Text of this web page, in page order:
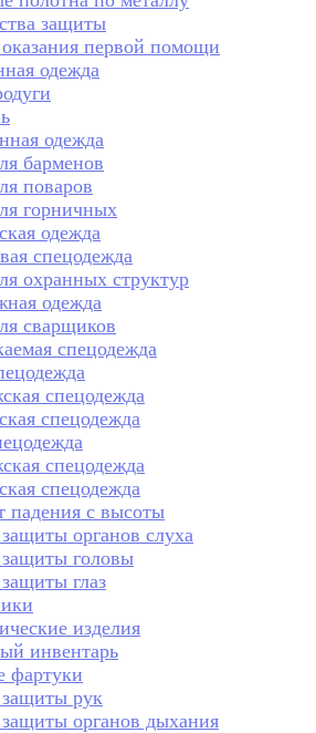
защиты
первой помощи
одежда
одежда
барменов
поваров
горничных
одежда
спецодежда
охранных структур
одежда
сварщиков
спецодежда
спецодежда
спецодежда
спецодежда
спецодежда
падения с высоты
органов слуха
головы
глаз
изделия
инвентарь
фартуки
рук
органов дыхания